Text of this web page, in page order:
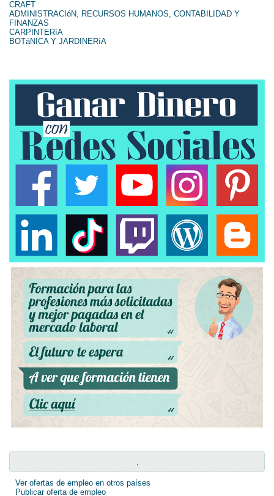
CRAFT
ADMINISTRACIóN, RECURSOS HUMANOS, CONTABILIDAD Y
FINANZAS
CARPINTERíA
BOTáNICA Y JARDINERíA
.
Ver ofertas de empleo en otros países
Publicar oferta de empleo